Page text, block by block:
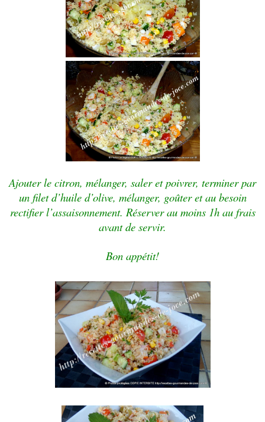
Ajouter le citron, mélanger, saler et poivrer, terminer par
un filet d’huile d’olive, mélanger, goûter et au besoin
rectifier l’assaisonnement. Réserver au moins 1h au frais
avant de servir.
Bon appétit!